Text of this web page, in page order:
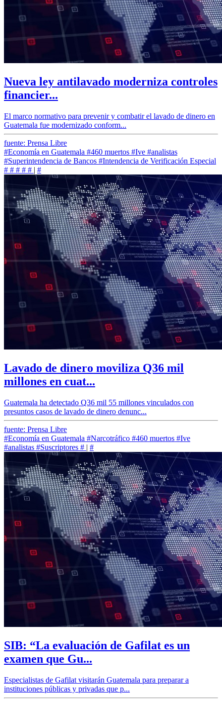
Nueva ley antilavado moderniza controles
financier...
El marco normativo para prevenir y combatir el lavado de dinero en
Guatemala fue modernizado conform...
fuente: Prensa Libre
#Economía en Guatemala #460 muertos #Ive #analistas
#Superintendencia de Bancos #Intendencia de Verificación Especial
# # # # # | #
Lavado de dinero moviliza Q36 mil
millones en cuat...
Guatemala ha detectado Q36 mil 55 millones vinculados con
presuntos casos de lavado de dinero denunc...
fuente: Prensa Libre
#Economía en Guatemala #Narcotráfico #460 muertos #Ive
#analistas #Suscriptores # | #
SIB: “La evaluación de Gafilat es un
examen que Gu...
Especialistas de Gafilat visitarán Guatemala para preparar a
instituciones públicas y privadas que p...